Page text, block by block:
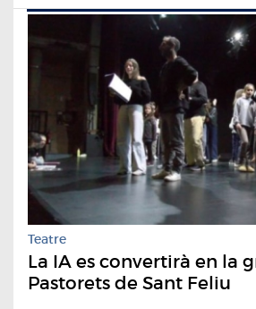
Teatre
La IA es convertirà en la
Pastorets de Sant Feliu